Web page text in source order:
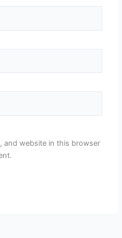
and website in this browser